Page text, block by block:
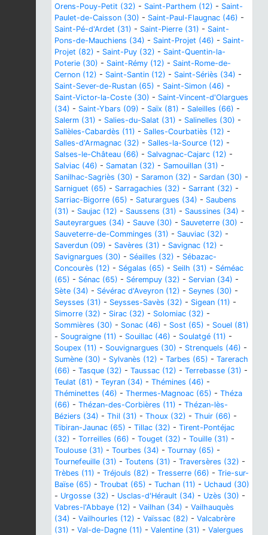
Orens-Pouy-Petit (32) - Saint-Parthem (12) - Saint-
Paulet-de-Caisson (30) - Saint-Paul-Flaugnac (46) -
Saint-Pé-d'Ardet (31) - Saint-Pierre (31) - Saint-
Pons-de-Mauchiens (34) - Saint-Projet (46) - Saint-
Projet (82) - Saint-Puy (32) - Saint-Quentin-la-
Poterie (30) - Saint-Rémy (12) - Saint-Rome-de-
Cernon (12) - Saint-Santin (12) - Saint-Sériès (34) -
Saint-Sever-de-Rustan (65) - Saint-Simon (46) -
Saint-Victor-la-Coste (30) - Saint-Vincent-d'Olargues
(34) - Saint-Ybars (09) - Saïx (81) - Saleilles (66) -
Salerm (31) - Salies-du-Salat (31) - Salinelles (30) -
Sallèles-Cabardès (11) - Salles-Courbatiès (12) -
Salles-d'Armagnac (32) - Salles-la-Source (12) -
Salses-le-Château (66) - Salvagnac-Cajarc (12) -
Salviac (46) - Samatan (32) - Samouillan (31) -
Sanilhac-Sagriès (30) - Saramon (32) - Sardan (30) -
Sarniguet (65) - Sarragachies (32) - Sarrant (32) -
Sarriac-Bigorre (65) - Saturargues (34) - Saubens
(31) - Saujac (12) - Saussens (31) - Saussines (34) -
Sauteyrargues (34) - Sauve (30) - Sauveterre (30) -
Sauveterre-de-Comminges (31) - Sauviac (32) -
Saverdun (09) - Savères (31) - Savignac (12) -
Savignargues (30) - Séailles (32) - Sébazac-
Concourès (12) - Ségalas (65) - Seilh (31) - Séméac
(65) - Sénac (65) - Sérempuy (32) - Servian (34) -
Sète (34) - Sévérac d'Aveyron (12) - Seynes (30) -
Seysses (31) - Seysses-Savès (32) - Sigean (11) -
Simorre (32) - Sirac (32) - Solomiac (32) -
Sommières (30) - Sonac (46) - Sost (65) - Souel (81)
- Sougraigne (11) - Souillac (46) - Soulatgé (11) -
Soupex (11) - Souvignargues (30) - Strenquels (46) -
Sumène (30) - Sylvanès (12) - Tarbes (65) - Tarerach
(66) - Tasque (32) - Taussac (12) - Terrebasse (31) -
Teulat (81) - Teyran (34) - Thémines (46) -
Théminettes (46) - Thermes-Magnoac (65) - Théza
(66) - Thézan-des-Corbières (11) - Thézan-lès-
Béziers (34) - Thil (31) - Thoux (32) - Thuir (66) -
Tibiran-Jaunac (65) - Tillac (32) - Tirent-Pontéjac
(32) - Torreilles (66) - Touget (32) - Touille (31) -
Toulouse (31) - Tourbes (34) - Tournay (65) -
Tournefeuille (31) - Toutens (31) - Traversères (32) -
Trèbes (11) - Tréjouls (82) - Tresserre (66) - Trie-sur-
Baïse (65) - Troubat (65) - Tuchan (11) - Uchaud (30)
- Urgosse (32) - Usclas-d'Hérault (34) - Uzès (30) -
Vabres-l'Abbaye (12) - Vailhan (34) - Vailhauquès
(34) - Vailhourles (12) - Vaïssac (82) - Valcabrère
(31) - Val-de-Dagne (11) - Valentine (31) - Valergues